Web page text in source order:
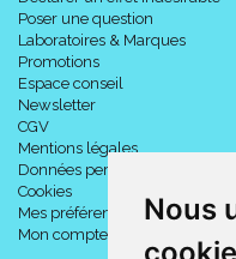
Nous
Poser une question
Laboratoires & Marques
Promotions
Espace conseil
Newsletter
CGV
Mentions légales
Données personnelles
Cookies
Mes préférences Cookies
Mon compte